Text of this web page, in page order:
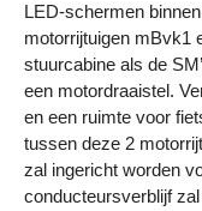
LED-schermen
motorrijtuigen mBvk1
stuurcabine als de
een motordraaistel.
en een ruimte voor
tussen deze 2
zal ingericht worden
conducteursverblijf